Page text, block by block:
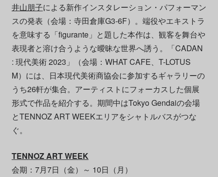
井山朋子による新作インスタレーション・パフォーマン
スの発表（会場：寺田倉庫G3-6F）。端役やエキストラ
を意味する「figurante」と題した本作は、観客を舞台や
表現者と溶け合うような曖昧な世界へ誘う。「CADAN
: 現代美術 2023」（会場：WHAT CAFE、T-LOTUS
M）には、日本現代美術商協会に参加するギャラリーの
うち26軒が集合。アーティストにフォーカスした個展
形式で作品を紹介する。期間中はTokyo Gendaiの会場
とTENNOZ ART WEEKエリアをシャトルバスがつな
ぐ。
TENNOZ ART WEEK
会期：7月7日（金）～ 10日（月）